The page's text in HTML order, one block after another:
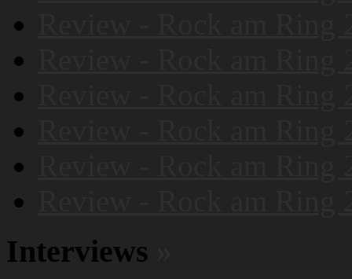
Interviews